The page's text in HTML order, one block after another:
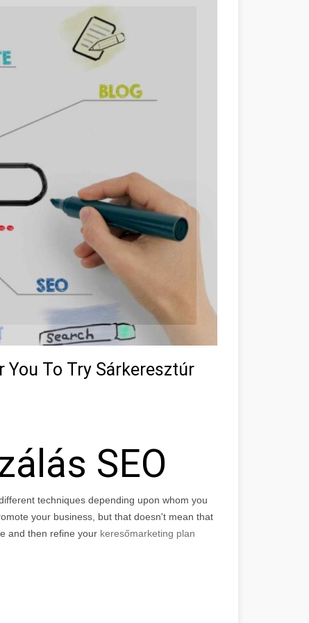
To Try Sárkeresztúr
SEO
techniques depending upon whom you
your business, but that doesn't mean that
and then refine your keresőmarketing plan